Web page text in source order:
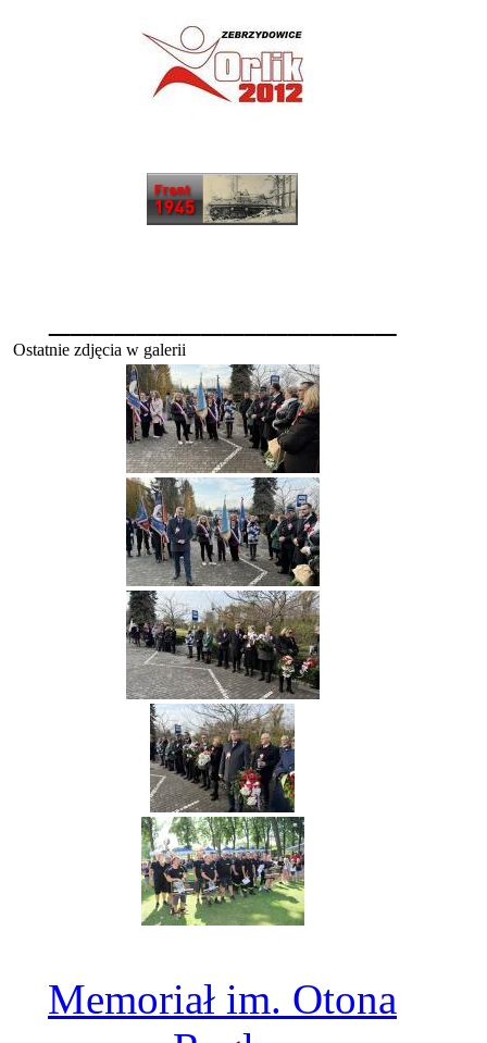
Ostatnie zdjęcia w galerii
Memoriał im. Otona